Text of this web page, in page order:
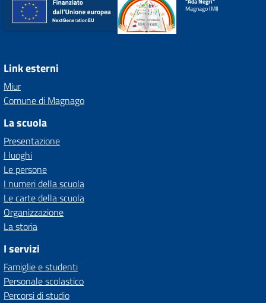
Magnago (MI)
Link esterni
Miur
Comune di Magnago
La scuola
Presentazione
I luoghi
Le persone
I numeri della scuola
Le carte della scuola
Organizzazione
La storia
I servizi
Famiglie e studenti
Personale scolastico
Percorsi di studio